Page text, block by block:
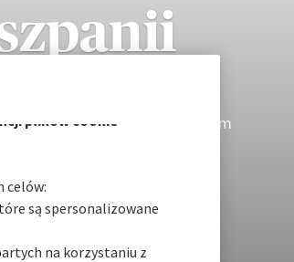
do Hiszpanii: piękne plaże,
i imprezy do rana! Jednak zanim
dokumenty są Ci potrzebne
opcjonalne pliki
preferencji plików
plików cookie
celów:
są spersonalizowane
na korzystaniu z